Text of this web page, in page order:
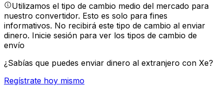
Utilizamos el tipo de cambio medio del mercado para
nuestro convertidor. Esto es solo para fines
informativos. No recibirá este tipo de cambio al enviar
dinero. Inicie sesión para ver los tipos de cambio de
envío
¿Sabías que puedes enviar dinero al extranjero con Xe?
Regístrate hoy mismo